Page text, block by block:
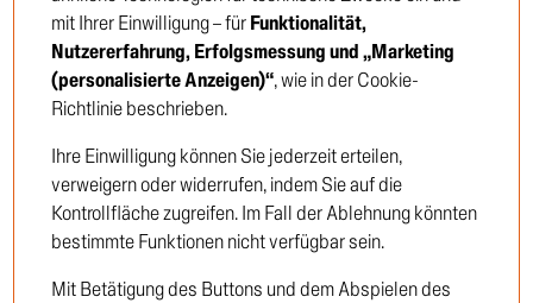
Um die Preise zu sehen,
müssen Sie sich anmelden oder
Einloggen
Neukunde
mit Ihrer Einwilligung – fürFunktionalität,
Nutzererfahrung, Erfolgsmessung und „Marketing
(personalisierte Anzeigen)“, wie in der Cookie-
Richtlinie beschrieben.
Ihre Einwilligung können Sie jederzeit erteilen,
verweigern oder widerrufen, indem Sie auf die
Kontrollfläche zugreifen. Im Fall der Ablehnung könnten
bestimmte Funktionen nicht verfügbar sein.
Mit Betätigung des Buttons und dem Abspielen des